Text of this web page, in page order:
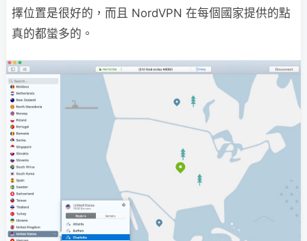
擇位置是很好的，而且 NordVPN 在每個國家提供的點
真的都蠻多的。